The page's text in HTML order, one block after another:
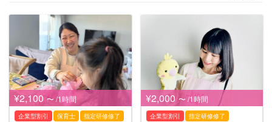
乳幼児得意です(^^)」「【全国1位経験有！】保育歴19年目！笑顔と愛情溢れるサポートを致
します♪」などの強みを持つシッターが対応いたします。壱岐で様々なスキルを持ったサポ
ーターの中から、ご予算や依頼内容に合わせて選んでいただけます。
¥2,100 〜 /1時間
企業型割引 保育士 指定研修修了
¥2,000 〜 /1時間
企業型割引 指定研修修了